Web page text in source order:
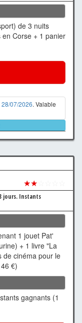
de 3 nuits
Corse + 1 panier
28/07/2026. Valable
★★
jours. Instants
1 jouet Pat'
+ 1 livre "La
de cinéma pour le
€)
gagnants (1